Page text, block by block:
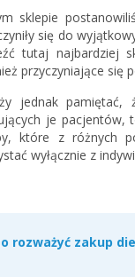
sklepie
się do
tutaj najbardziej
przyczyniające się
jednak
je pacjentów,
które z różnych
wyłącznie z
rozważyć zakup